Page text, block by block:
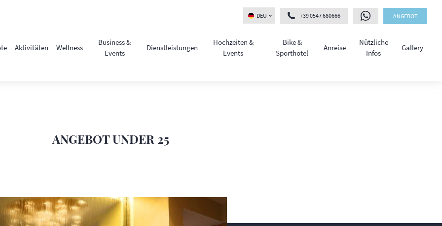
DEU +39 0547 680666 ANGEBOT
Aktivitäten Wellness
Business &
Events
Dienstleistungen
Hochzeiten &
Events
Bike &
Sporthotel
Anreise
Nützliche
Infos
Gallery
ANGEBOT UNDER 25